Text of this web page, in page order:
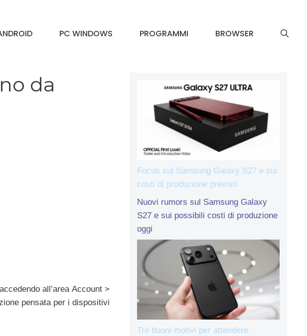
PC WINDOWS PROGRAMMI BROWSER
da
all’area Account >
pensata per i dispositivi
Focus sul Samsung Galaxy S27 e sui
costi di produzione previsti
Nuovi rumors sul Samsung Galaxy
S27 e sui possibili costi di produzione
oggi
Tre buoni motivi per attendere